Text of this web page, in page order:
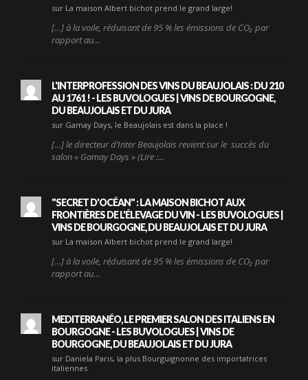
sur La maison Albert bichot prend le grand large!
[…] à la voile, réduisant de 95 % les émissions de CO₂ par
rapport au…
L'INTERPROFESSION DES VINS DU BEAUJOLAIS : DU 210
AU 1761 ! - LES BUVOLOGUES | VINS DE BOURGOGNE,
DU BEAUJOLAIS ET DU JURA
sur Gamay Days, le Beaujolais est dans la place !
[…] le directeur d’Inter Beaujolais revient sur le succès du
salon « Gamay Days » (Lire :…
"SECRET D'OCÉAN" : LA MAISON BICHOT AUX
FRONTIÈRES DE L'ÉLEVAGE DU VIN - LES BUVOLOGUES |
VINS DE BOURGOGNE, DU BEAUJOLAIS ET DU JURA
sur La maison Albert bichot prend le grand large!
[…] à la voile, réduisant de 95 % les émissions de CO₂ par
rapport au…
MEDITERRANÉO, LE PREMIER SALON DES ITALIENS EN
BOURGOGNE - LES BUVOLOGUES | VINS DE
BOURGOGNE, DU BEAUJOLAIS ET DU JURA
sur Daniela Paris, la plus Bourguignonne des importatrices
italiennes